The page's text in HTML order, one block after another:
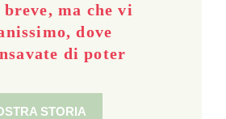
ma che vi
dove
di poter
STORIA